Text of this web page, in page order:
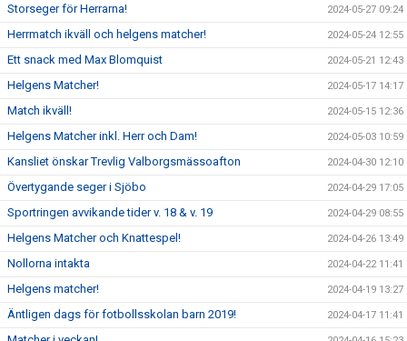
Storseger för Herrarna! 2024-05-27 09:24
Herrmatch ikväll och helgens matcher! 2024-05-24 12:55
Ett snack med Max Blomquist 2024-05-21 12:43
Helgens Matcher! 2024-05-17 14:17
Match ikväll! 2024-05-15 12:36
Helgens Matcher inkl. Herr och Dam! 2024-05-03 10:59
Kansliet önskar Trevlig Valborgsmässoafton 2024-04-30 12:10
Övertygande seger i Sjöbo 2024-04-29 17:05
Sportringen avvikande tider v. 18 & v. 19 2024-04-29 08:55
Helgens Matcher och Knattespel! 2024-04-26 13:49
Nollorna intakta 2024-04-22 11:41
Helgens matcher! 2024-04-19 13:27
Äntligen dags för fotbollsskolan barn 2019! 2024-04-17 11:41